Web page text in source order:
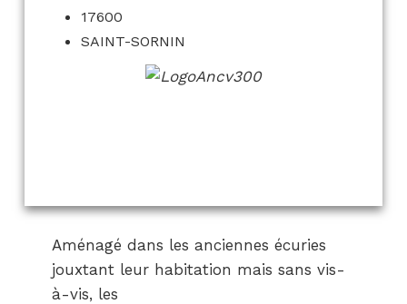
17600
SAINT-SORNIN
Aménagé dans les anciennes écuries
jouxtant leur habitation mais sans vis-
à-vis, les